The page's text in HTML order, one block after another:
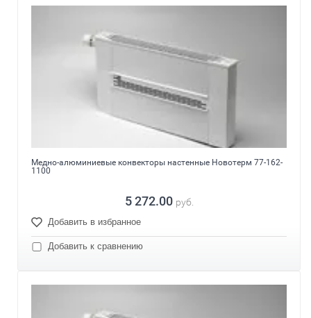
Медно-алюминиевые конвекторы настенные Новотерм 77-162-
1100
5 272.00 руб.
Добавить в избранное
Добавить к сравнению